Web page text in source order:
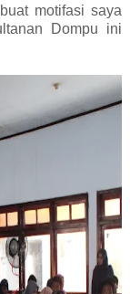
motifasi saya
Dompu ini